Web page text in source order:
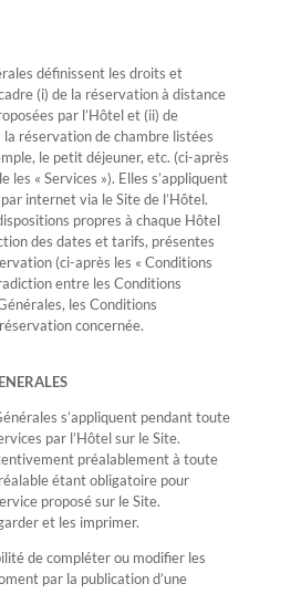
définissent les droits et
(i) de la réservation à distance
par l’Hôtel et (ii) de
réservation de chambre listées
le petit déjeuner, etc. (ci-après
« Services »). Elles s’appliquent
internet via le Site de l’Hôtel.
propres à chaque Hôtel
des dates et tarifs, présentes
(ci-après les « Conditions
entre les Conditions
les Conditions
concernée.
s’appliquent pendant toute
par l’Hôtel sur le Site.
préalablement à toute
étant obligatoire pour
proposé sur le Site.
et les imprimer.
de compléter ou modifier les
par la publication d’une